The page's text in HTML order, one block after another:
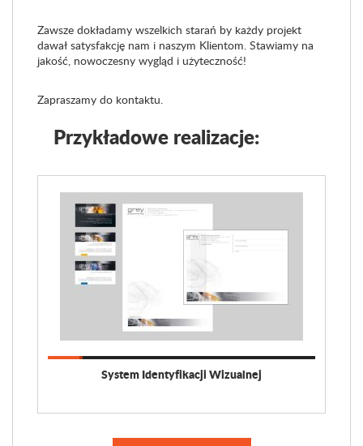
Zawsze dokładamy wszelkich starań by każdy projekt
dawał satysfakcję nam i naszym Klientom. Stawiamy na
jakość, nowoczesny wygląd i użyteczność!
Zapraszamy do kontaktu.
Przykładowe realizacje:
System Identyfikacji Wizualnej